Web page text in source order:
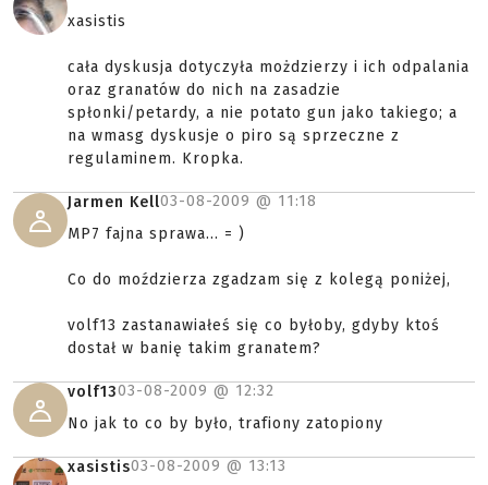
xasistis
cała dyskusja dotyczyła możdzierzy i ich odpalania
oraz granatów do nich na zasadzie
spłonki/petardy, a nie potato gun jako takiego; a
na wmasg dyskusje o piro są sprzeczne z
regulaminem. Kropka.
Jarmen Kell03-08-2009 @ 11:18
MP7 fajna sprawa... = )
Co do moździerza zgadzam się z kolegą poniżej,
volf13 zastanawiałeś się co byłoby, gdyby ktoś
dostał w banię takim granatem?
volf1303-08-2009 @ 12:32
No jak to co by było, trafiony zatopiony
xasistis03-08-2009 @ 13:13